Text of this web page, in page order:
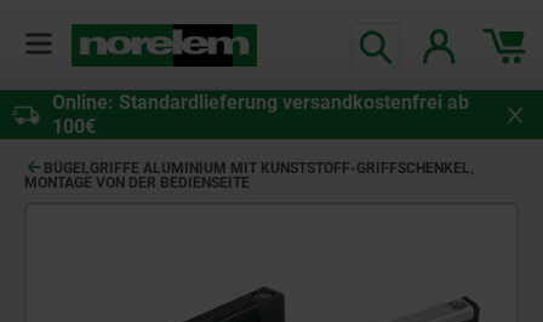
Online: Standardlieferung versandkostenfrei ab
100€
BÜGELGRIFFE ALUMINIUM MIT KUNSTSTOFF-GRIFFSCHENKEL,
MONTAGE VON DER BEDIENSEITE